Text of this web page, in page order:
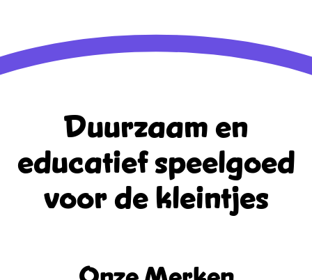
Duurzaam en
educatiefspeelgoed
voor de kleintjes